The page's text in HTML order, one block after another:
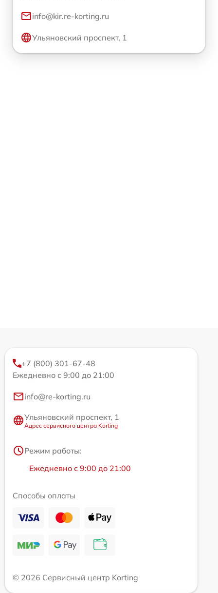
info@kir.re-korting.ru
Ульяновский проспект, 1
+7 (800) 301-67-48
Ежедневно с 9:00 до 21:00
info@re-korting.ru
Ульяновский проспект, 1
Адрес сервисного центра Korting
Режим работы:
Ежедневно с 9:00 до 21:00
Способы оплаты
© 2026 Сервисный центр Korting